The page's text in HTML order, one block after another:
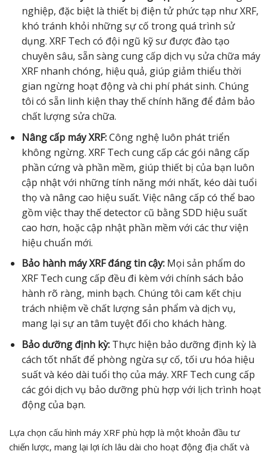
nghiệp, đặc biệt là thiết bị điện tử phức tạp như XRF,
khó tránh khỏi những sự cố trong quá trình sử
dụng. XRF Tech có đội ngũ kỹ sư được đào tạo
chuyên sâu, sẵn sàng cung cấp dịch vụ sửa chữa máy
XRF nhanh chóng, hiệu quả, giúp giảm thiểu thời
gian ngừng hoạt động và chi phí phát sinh. Chúng
tôi có sẵn linh kiện thay thế chính hãng để đảm bảo
chất lượng sửa chữa.
Nâng cấp máy XRF:Công nghệ luôn phát triển
không ngừng. XRF Tech cung cấp các gói nâng cấp
phần cứng và phần mềm, giúp thiết bị của bạn luôn
cập nhật với những tính năng mới nhất, kéo dài tuổi
thọ và nâng cao hiệu suất. Việc nâng cấp có thể bao
gồm việc thay thế detector cũ bằng SDD hiệu suất
cao hơn, hoặc cập nhật phần mềm với các thư viện
hiệu chuẩn mới.
Bảo hành máy XRF đáng tin cậy:Mọi sản phẩm do
XRF Tech cung cấp đều đi kèm với chính sách bảo
hành rõ ràng, minh bạch. Chúng tôi cam kết chịu
trách nhiệm về chất lượng sản phẩm và dịch vụ,
mang lại sự an tâm tuyệt đối cho khách hàng.
Bảo dưỡng định kỳ:Thực hiện bảo dưỡng định kỳ là
cách tốt nhất để phòng ngừa sự cố, tối ưu hóa hiệu
suất và kéo dài tuổi thọ của máy. XRF Tech cung cấp
các gói dịch vụ bảo dưỡng phù hợp với lịch trình hoạt
động của bạn.
Lựa chọn cấu hình máy XRF phù hợp là một khoản đầu tư
chiến lược, mang lại lợi ích lâu dài cho hoạt động địa chất và